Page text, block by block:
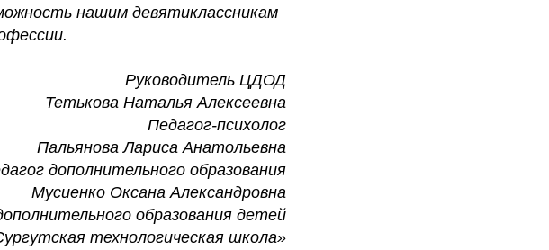
нашим девятиклассникам
Руководитель ЦДОД
Тетькова Наталья Алексеевна
Педагог-психолог
Пальянова Лариса Анатольевна
дополнительного образования
Мусиенко Оксана Александровна
образования детей
технологическая школа»